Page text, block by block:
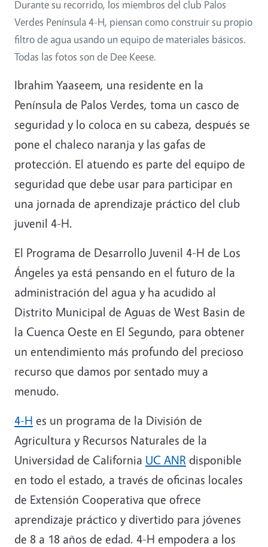
Durante su recorrido, los miembros del club Palos
Verdes Península 4-H, piensan como construir su propio
filtro de agua usando un equipo de materiales básicos.
Todas las fotos son de Dee Keese.
Ibrahim Yaaseem, una residente en la
Península de Palos Verdes, toma un casco de
seguridad y lo coloca en su cabeza, después se
pone el chaleco naranja y las gafas de
protección. El atuendo es parte del equipo de
seguridad que debe usar para participar en
una jornada de aprendizaje práctico del club
juvenil 4-H.
El Programa de Desarrollo Juvenil 4-H de Los
Ángeles ya está pensando en el futuro de la
administración del agua y ha acudido al
Distrito Municipal de Aguas de West Basin de
la Cuenca Oeste en El Segundo, para obtener
un entendimiento más profundo del precioso
recurso que damos por sentado muy a
menudo.
4-H es un programa de la División de
Agricultura y Recursos Naturales de la
Universidad de California UC ANR disponible
en todo el estado, a través de oficinas locales
de Extensión Cooperativa que ofrece
aprendizaje práctico y divertido para jóvenes
de 8 a 18 años de edad. 4-H empodera a los